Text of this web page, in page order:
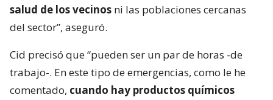
salud de los vecinos ni las poblaciones cercanas
del sector”, aseguró.
Cid precisó que “pueden ser un par de horas -de
trabajo-. En este tipo de emergencias, como le he
comentado, cuando hay productos químicos